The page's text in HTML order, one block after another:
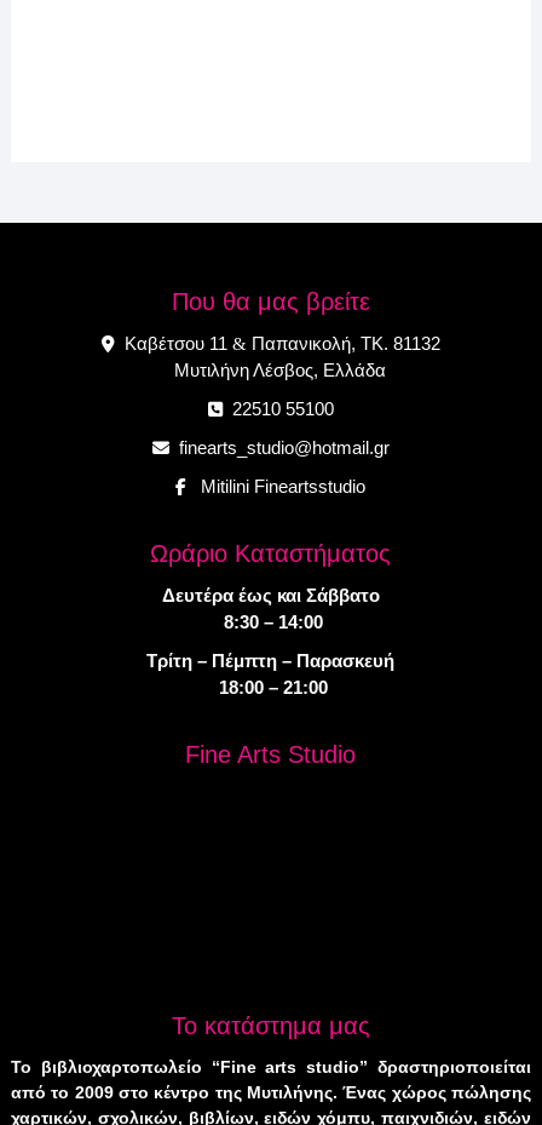
Που θα μας βρείτε
Καβέτσου 11 &Παπανικολή, ΤΚ. 81132
Μυτιλήνη Λέσβος, Ελλάδα
22510 55100
finearts_studio@hotmail.gr
Mitilini Fineartsstudio
Ωράριο Καταστήματος
Δευτέρα έως και Σάββατο
8:30 – 14:00
Τρίτη – Πέμπτη – Παρασκευή
18:00 – 21:00
Fine Arts Studio
Το κατάστημα μας
Το βιβλιοχαρτοπωλείο “Fine arts studio” δραστηριοποιείται
από το 2009 στο κέντρο της Μυτιλήνης. Ένας χώρος πώλησης
χαρτικών, σχολικών, βιβλίων, ειδών χόμπυ, παιχνιδιών, ειδών